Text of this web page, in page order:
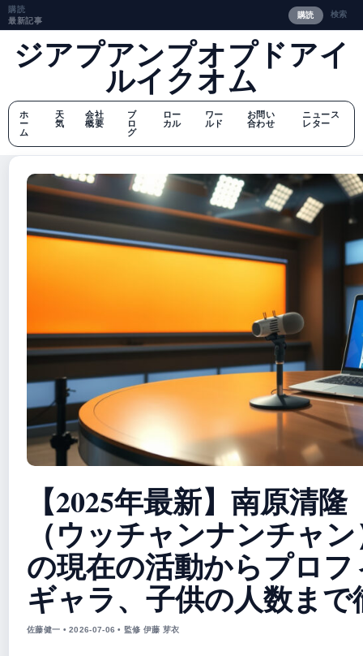
購読
最新記事
購読 検索
ジアプアンプオプドアイ
ルイクオム
ホ
ー
ム
天
気
会社
概要
ブ
ロ
グ
ロー
カル
ワー
ルド
お問い
合わせ
ニュース
レター
【2025年最新】南原清隆
（ウッチャンナンチャ
の現在の活動からプロ
ギャラ、子供の人数まで
佐藤健一 • 2026-07-06 • 監修 伊藤 芽衣